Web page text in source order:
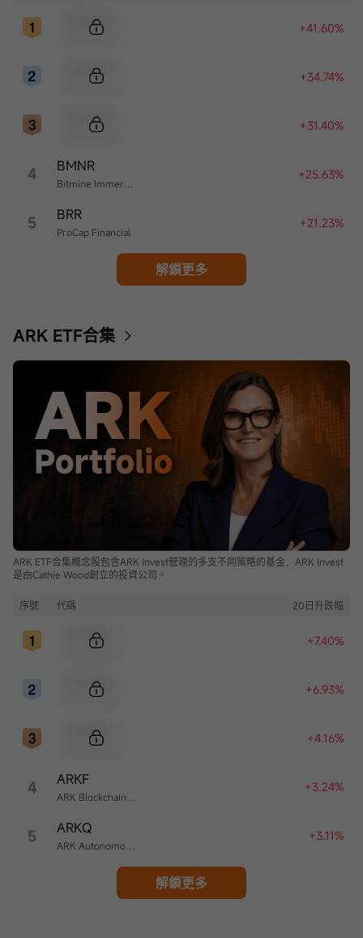
+41.60%
+34.74%
+31.40%
4 BMNR +25.63%
5 ProCap Financial
BRR +21.23%
解鎖更多
ARK ETF合集
ARK ETF合集概念股包含ARK Invest管理的多支不同策略的基金，ARK Invest
是由Cathie Wood創立的投資公司。
序號 代碼 20日升跌幅
+7.40%
+6.93%
+4.16%
4 ARKF +3.24%
5 ARKQ +3.11%
解鎖更多